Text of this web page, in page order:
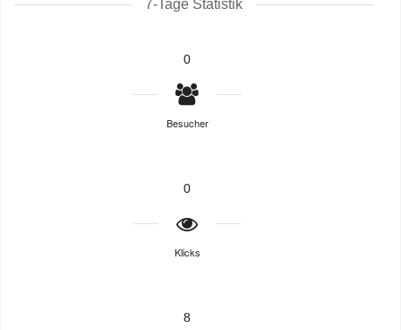
7-Tage Statistik
0
Besucher
0
Klicks
8